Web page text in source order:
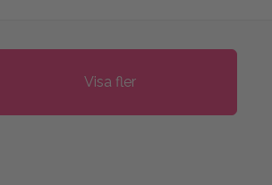
Visa fler